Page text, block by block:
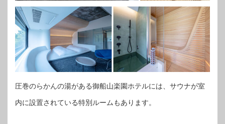
圧巻のらかんの湯がある御船山楽園ホテルには、サウナが室
内に設置されている特別ルームもあります。